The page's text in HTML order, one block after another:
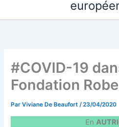
#COVID-19
Fondation
ParViviane De Beaufort/23/04/2020
En